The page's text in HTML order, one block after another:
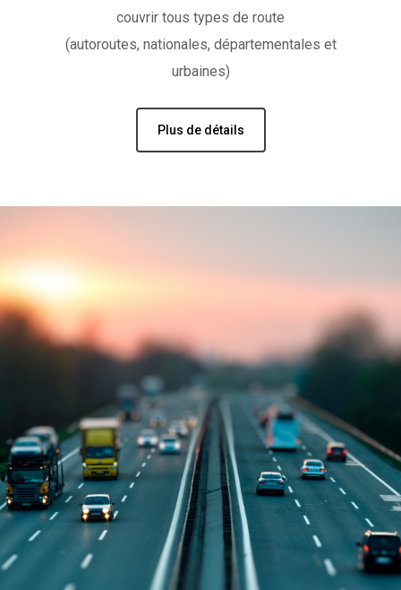
couvrir tous types de route
(autoroutes, nationales, départementales et
urbaines)
Plus de détails